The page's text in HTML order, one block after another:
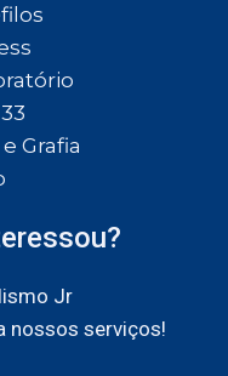
Grafia
Jr
nossos serviços!